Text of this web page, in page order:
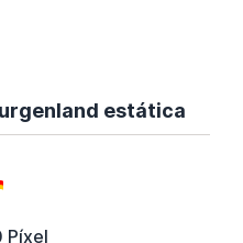
estática
Píxel